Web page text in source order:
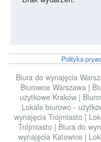
Polityka
Biura do wynajęcia
Biurowce Warszawa |
użytkowe Kraków |
Lokale biurowo -
wynajęcia Trójmiasto |
Trójmiasto | Biura do
wynajęcia Katowice |